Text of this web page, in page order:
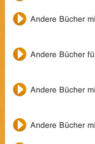
Andere Bücher
Andere Bücher
Andere Bücher
Andere Bücher